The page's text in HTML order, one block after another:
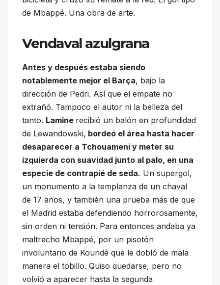
de Mbappé. Una obra de arte.
Vendaval azulgrana
Antes y después estaba siendo
notablemente mejor el Barça, bajo la
dirección de Pedri. Así que el empate no
extrañó. Tampoco el autor ni la belleza del
tanto. Lamine recibió un balón en profundidad
de Lewandowski, bordeó el área hasta hacer
desaparecer a Tchouameni y meter su
izquierda con suavidad junto al palo, en una
especie de contrapié de seda. Un supergol,
un monumento a la templanza de un chaval
de 17 años, y también una prueba más de que
el Madrid estaba defendiendo horrorosamente,
sin orden ni tensión. Para entonces andaba ya
maltrecho Mbappé, por un pisotón
involuntario de Koundé que le dobló de mala
manera el tobillo. Quiso quedarse, pero no
volvió a aparecer hasta la segunda